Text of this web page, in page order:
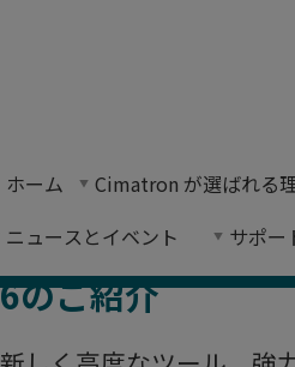
ホーム Cimatron が選ばれる
ニュースとイベント
サポー
報
ール、ユーザーエク
のご紹介